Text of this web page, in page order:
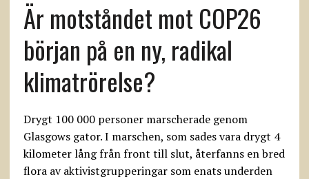
Är motståndet mot COP26
början på en ny, radikal
klimatrörelse?
Drygt 100 000 personer marscherade genom
Glasgows gator. I marschen, som sades vara drygt 4
kilometer lång från front till slut, återfanns en bred
flora av aktivistgrupperingar som enats underden